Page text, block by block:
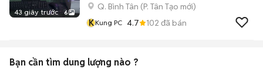
43 giây trước 6
Q. Bình Tân (P. Tân Tạo mới)
KKung PC 4.7 102 đã bán
Bạn cần tìm dung lượng nào ?